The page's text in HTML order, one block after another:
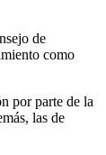
de
como
por parte de la
las de